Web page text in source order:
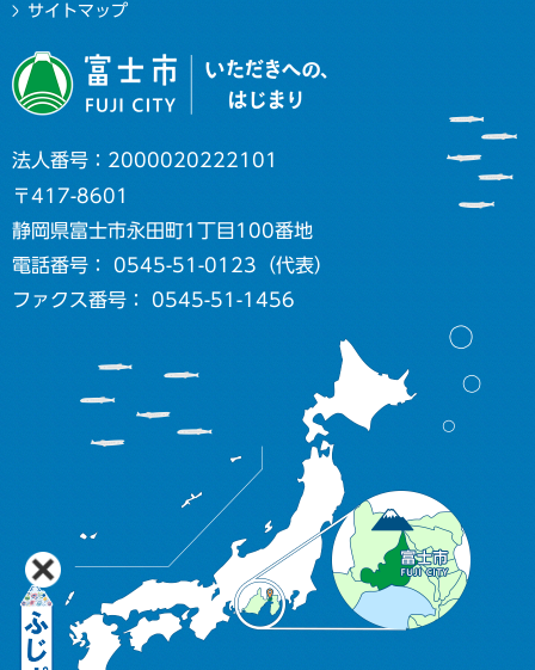
サイトマップ
法人番号：2000020222101
〒417-8601
静岡県富士市永田町1丁目100番地
電話番号： 0545-51-0123（代表）
ファクス番号： 0545-51-1456